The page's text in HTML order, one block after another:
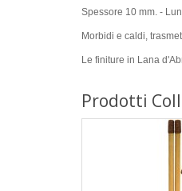
Spessore 10 mm. -
Morbidi e caldi,
Le finiture in Lana
Prodotti